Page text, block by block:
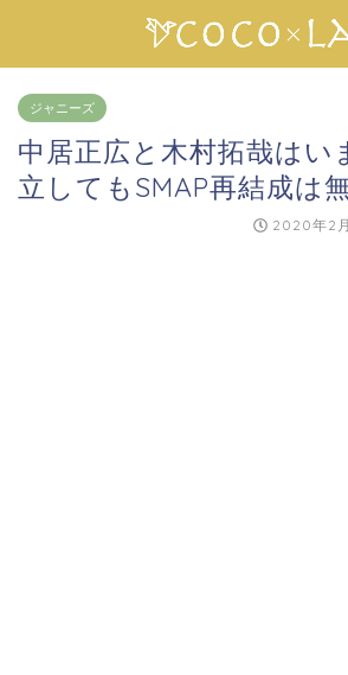
ジャニーズ
中居正広と木村拓哉はい
立してもSMAP再結成は
2020年2